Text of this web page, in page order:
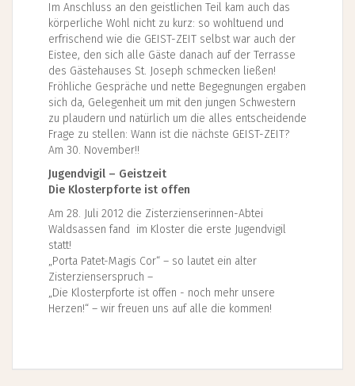
Im Anschluss an den geistlichen Teil kam auch das
körperliche Wohl nicht zu kurz: so wohltuend und
erfrischend wie die GEIST-ZEIT selbst war auch der
Eistee, den sich alle Gäste danach auf der Terrasse
des Gästehauses St. Joseph schmecken ließen!
Fröhliche Gespräche und nette Begegnungen ergaben
sich da, Gelegenheit um mit den jungen Schwestern
zu plaudern und natürlich um die alles entscheidende
Frage zu stellen: Wann ist die nächste GEIST-ZEIT?
Am 30. November!!
Jugendvigil – Geistzeit
Die Klosterpforte ist offen
Am 28. Juli 2012 die Zisterzienserinnen-Abtei
Waldsassen fand im Kloster die erste Jugendvigil
statt!
„Porta Patet-Magis Cor“ – so lautet ein alter
Zisterzienserspruch –
„Die Klosterpforte ist offen - noch mehr unsere
Herzen!“ – wir freuen uns auf alle die kommen!